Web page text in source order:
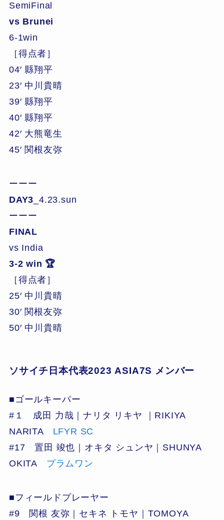
SemiFinal
vs Brunei
6-1win
［得点者］
04′ 縣翔平
23′ 中川貴晴
39′ 縣翔平
40′ 縣翔平
42′ 大熊竜生
45′ 関根友弥
ーーー
DAY3 _4.23.sun
ーーー
FINAL
vs India
3-2 win 🏆
［得点者］
25′ 中川貴晴
30′ 関根友弥
50′ 中川貴晴
ソサイチ日本代表2023 ASIA7S メンバー
■ゴールキーパー
#１ 成田 力哉｜ナリタ リキヤ ｜RIKIYA
NARITA LFYR SC
#17 置田 竣也｜オキタ シュンヤ｜SHUNYA
OKITA プラムワン
■フィールドプレーヤー
#9 関根 友弥｜セキネ トモヤ｜TOMOYA